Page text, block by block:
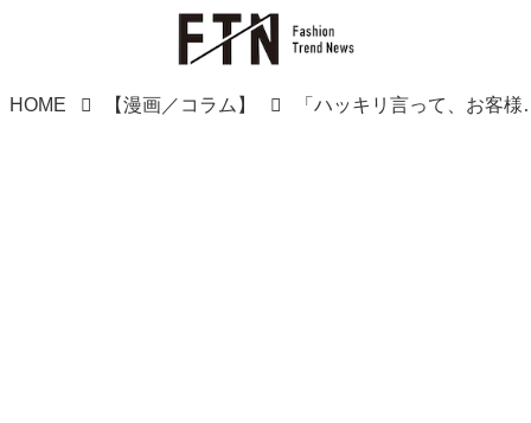
HOME 【漫画／コラム】 「ハッキリ言って、お